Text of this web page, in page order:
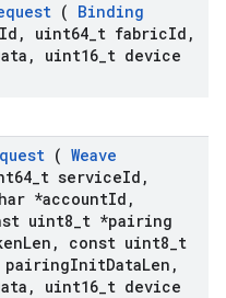
( Binding
Id , uint64 t fabricId ,
, uint16 t device
( Weave
t serviceId ,
*accountId ,
uint8 t *pairing
Len , const uint8 t
InitDataLen ,
, uint16 t device